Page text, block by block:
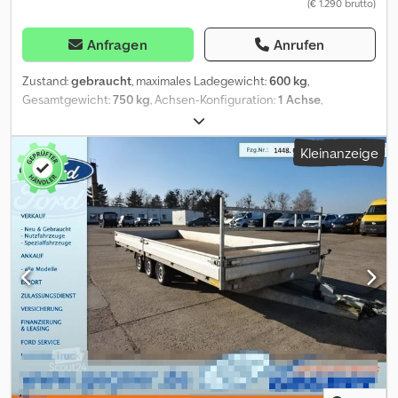
(€ 1.290 brutto)
Anfragen Anrufen
Zustand:gebraucht, maximales Ladegewicht:600 kg,
Gesamtgewicht:750 kg, Achsen-Konfiguration:1 Achse,
, Laderaumlänge:
Laderaumbreite:1.260 mm, Laderaumhöhe:300 mm,
Gesamtbreite:
790 mm, A47
GW265308578 Der Kastenanhänger besteht aus einer stabilen
Aluminiumkonstruktion Ruchfester Holzboden. Irrtümer und
Zwischenverkauf vorbehalten Codpfoy A A Snjx Aptjha
Kleinanzeige